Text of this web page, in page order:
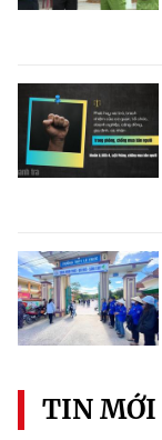
TIN